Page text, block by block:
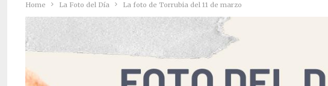
Home La Foto del Día La foto de Torrubia del 11 de marzo